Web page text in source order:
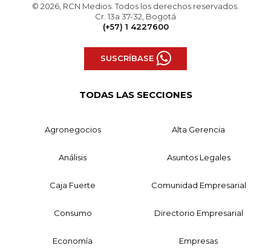
© 2026, RCN Medios. Todos los derechos reservados.
Cr. 13a 37-32, Bogotá
(+57) 1 4227600
SUSCRÍBASE
TODAS LAS SECCIONES
Agronegocios Alta Gerencia
Análisis Asuntos Legales
Caja Fuerte Comunidad Empresarial
Consumo Directorio Empresarial
Economía Empresas